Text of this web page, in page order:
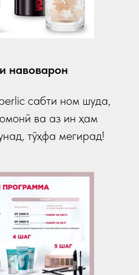
навоварон
сабти ном шуда,
ва аз ин ҳам
тӯҳфа мегирад!